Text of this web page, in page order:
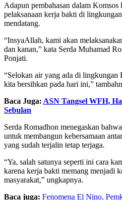
Adapun pembahasan dalam
pelaksanaan kerja bakti di
mendatang.
“InsyaAllah, kami akan
dan kanan,” kata Serda Muhamad
Ponjati.
“Selokan air yang ada di lingkungan
kita bersihkan pada hari ini,”
Baca Juga: ASN Tangsel WFH,
Sebulan
Serda Romadhon menegaskan
untuk membangun kebersamaan
yang sudah terjalin tetap terjaga.
“Ya, salah satunya seperti ini cara
karena kerja bakti memang menjadi
masyarakat,” ungkapnya.
Baca juga: Fenomena El Nino,